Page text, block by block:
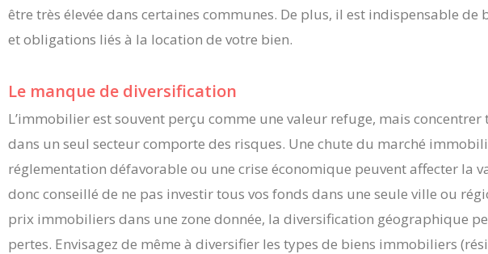
être très élevée dans certaines communes. De plus, il est indispensable
et obligations liés à la location de votre bien.
Le manque de diversification
L’immobilier est souvent perçu comme une valeur refuge, mais concentrer
dans un seul secteur comporte des risques. Une chute du marché
réglementation défavorable ou une crise économique peuvent affecter la
donc conseillé de ne pas investir tous vos fonds dans une seule ville ou
prix immobiliers dans une zone donnée, la diversification géographique
pertes. Envisagez de même à diversifier les types de biens immobiliers